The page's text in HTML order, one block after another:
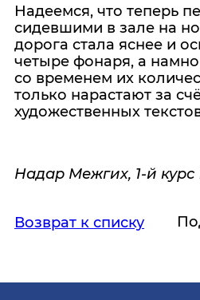
Надеемся, что теперь
сидевшими в зале на
дорога стала яснее и
четыре фонаря, а
со временем их
только нарастают за
художественных
Надар Межгих, 1-й курс
Возврат к списку